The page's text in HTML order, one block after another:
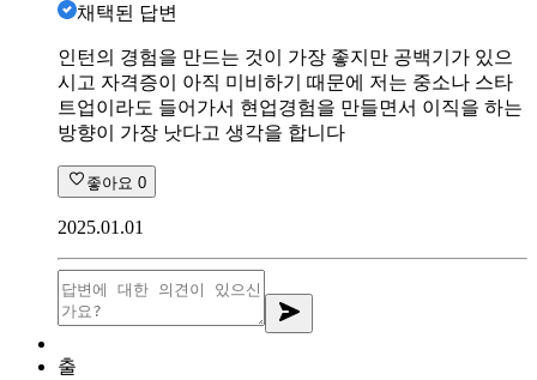
채택된 답변
인턴의 경험을 만드는 것이 가장 좋지만 공백기가 있으
시고 자격증이 아직 미비하기 때문에 저는 중소나 스타
트업이라도 들어가서 현업경험을 만들면서 이직을 하는
방향이 가장 낫다고 생각을 합니다
좋아요 0
2025.01.01
출